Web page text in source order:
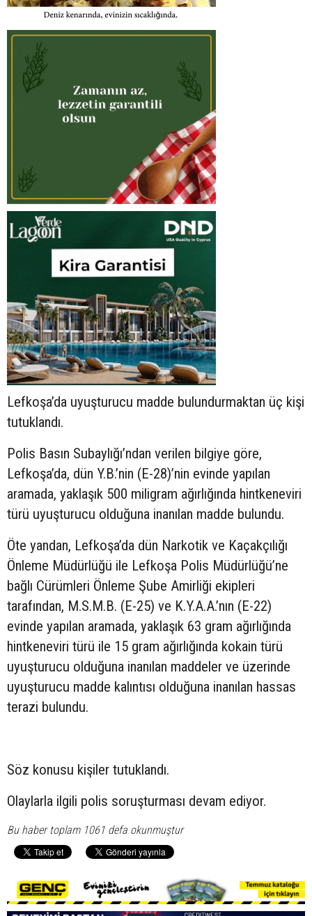
Lefkoşa’da uyuşturucu madde bulundurmaktan üç kişi
tutuklandı.
Polis Basın Subaylığı’ndan verilen bilgiye göre,
Lefkoşa’da, dün Y.B.’nin (E-28)’nin evinde yapılan
aramada, yaklaşık 500 miligram ağırlığında hintkeneviri
türü uyuşturucu olduğuna inanılan madde bulundu.
Öte yandan, Lefkoşa’da dün Narkotik ve Kaçakçılığı
Önleme Müdürlüğü ile Lefkoşa Polis Müdürlüğü’ne
bağlı Cürümleri Önleme Şube Amirliği ekipleri
tarafından, M.S.M.B. (E-25) ve K.Y.A.A.’nın (E-22)
evinde yapılan aramada, yaklaşık 63 gram ağırlığında
hintkeneviri türü ile 15 gram ağırlığında kokain türü
uyuşturucu olduğuna inanılan maddeler ve üzerinde
uyuşturucu madde kalıntısı olduğuna inanılan hassas
terazi bulundu.
Söz konusu kişiler tutuklandı.
Olaylarla ilgili polis soruşturması devam ediyor.
Bu haber toplam 1061 defa okunmuştur